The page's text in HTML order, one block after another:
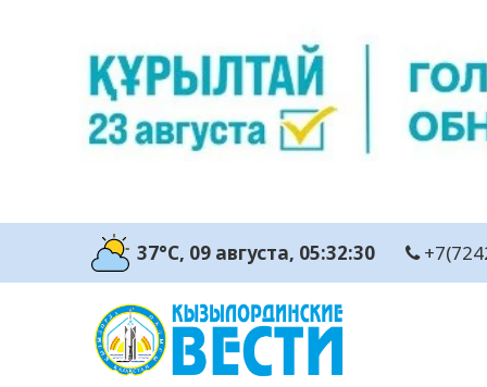
37°C, 09 августа, 05:32:31